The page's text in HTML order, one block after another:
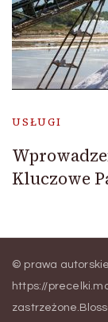
USŁUGI
Kluczowe
© prawa
https://
zastrzeżone.